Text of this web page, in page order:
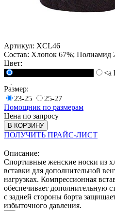
Артикул: XCL46
Состав: Хлопок 67%; Полиамид
Цвет:
<a
Размер:
23-25
25-27
Помощник по размерам
Цена по запросу
В КОРЗИНУ
ПОЛУЧИТЬ ПРАЙС-ЛИСТ
Описание:
Спортивные женские носки из
вставки для дополнительной
нагрузках. Компрессионная
обеспечивает дополнительную
с задней стороны борта
избыточного давления.